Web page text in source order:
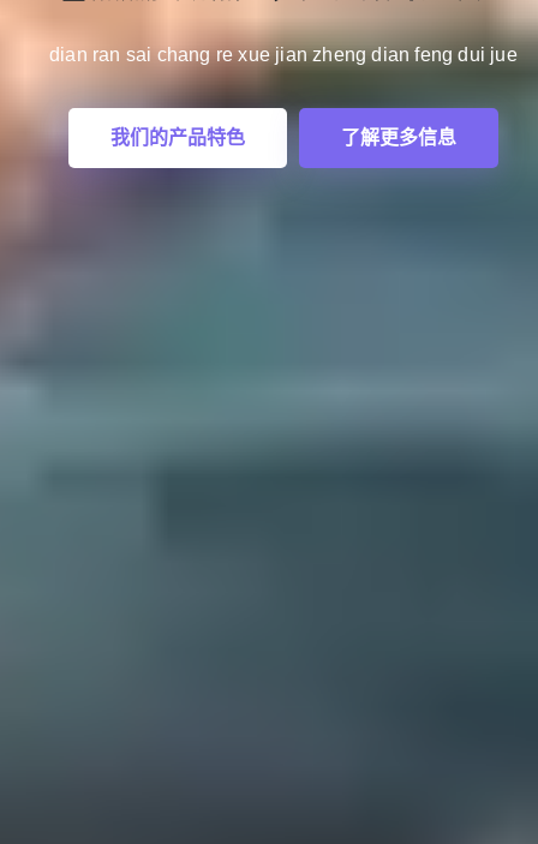
shi hui fang jing cai yong bu la mu
我们的世界 系统化服务
dian ran sai chang re xue jian zheng dian feng dui jue
我们的产品特色 了解更多信息
sai shi hui fang jing cai yong bu
探索我们的世界